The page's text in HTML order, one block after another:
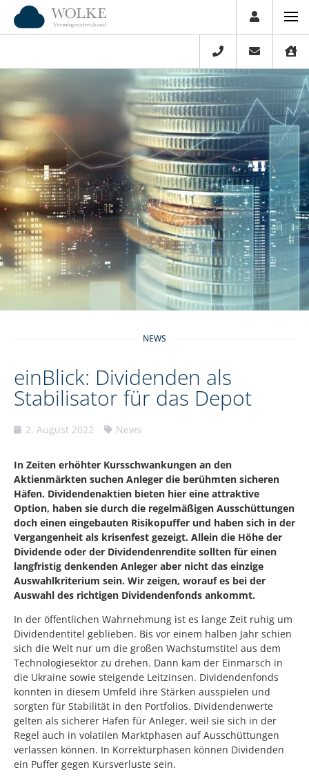
NEWS
einBlick: Dividenden als
Stabilisator für das Depot
2. August 2022 News
In Zeiten erhöhter Kursschwankungen an den
Aktienmärkten suchen Anleger die berühmten sicheren
Häfen. Dividendenaktien bieten hier eine attraktive
Option, haben sie durch die regelmäßigen Ausschüttungen
doch einen eingebauten Risikopuffer und haben sich in der
Vergangenheit als krisenfest gezeigt. Allein die Höhe der
Dividende oder der Dividendenrendite sollten für einen
langfristig denkenden Anleger aber nicht das einzige
Auswahlkriterium sein. Wir zeigen, worauf es bei der
Auswahl des richtigen Dividendenfonds ankommt.
In der öffentlichen Wahrnehmung ist es lange Zeit ruhig um
Dividendentitel geblieben. Bis vor einem halben Jahr schien
sich die Welt nur um die großen Wachstumstitel aus dem
Technologiesektor zu drehen. Dann kam der Einmarsch in
die Ukraine sowie steigende Leitzinsen. Dividendenfonds
konnten in diesem Umfeld ihre Stärken ausspielen und
sorgten für Stabilität in den Portfolios. Dividendenwerte
gelten als sicherer Hafen für Anleger, weil sie sich in der
Regel auch in volatilen Marktphasen auf Ausschüttungen
verlassen können. In Korrekturphasen können Dividenden
ein Puffer gegen Kursverluste sein.